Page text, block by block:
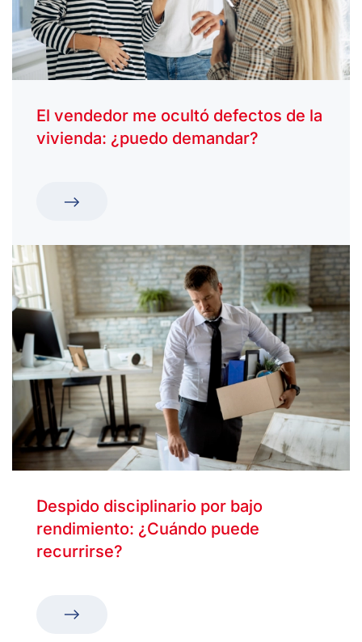
El vendedor me ocultó defectos de la
vivienda: ¿puedo demandar?
Despido disciplinario por bajo
rendimiento: ¿Cuándo puede
recurrirse?